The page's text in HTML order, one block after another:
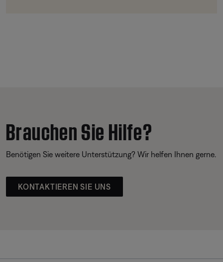
Brauchen Sie Hilfe?
Benötigen Sie weitere Unterstützung? Wir helfen Ihnen gerne.
KONTAKTIEREN SIE UNS